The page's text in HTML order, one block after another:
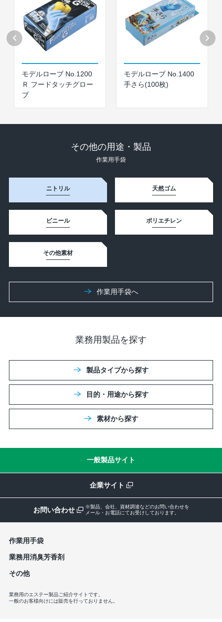
モデルローブ No.1200
Ｒ フードタッチグロー
ブ
モデルローブ No.1400
手さら(100枚)
その他の用途・製品
作業⽤⼿袋
ニトリル 天然ゴム
ビニール ポリエチレン
その他素材
作業⽤⼿袋へ
業務用製品を探す
製品タイプから探す
目的・用途から探す
素材から探す
一般製品サイト
企業サイト
お問い合わせ
※製品、会社、資材調達などのお問い合わせを
メール・お電話にてお受けしております。
作業⽤⼿袋
業務⽤消臭芳⾹剤
その他
業務用のエステー製品ご紹介サイトです。
一般のお客様向けには販売を行っておりません。